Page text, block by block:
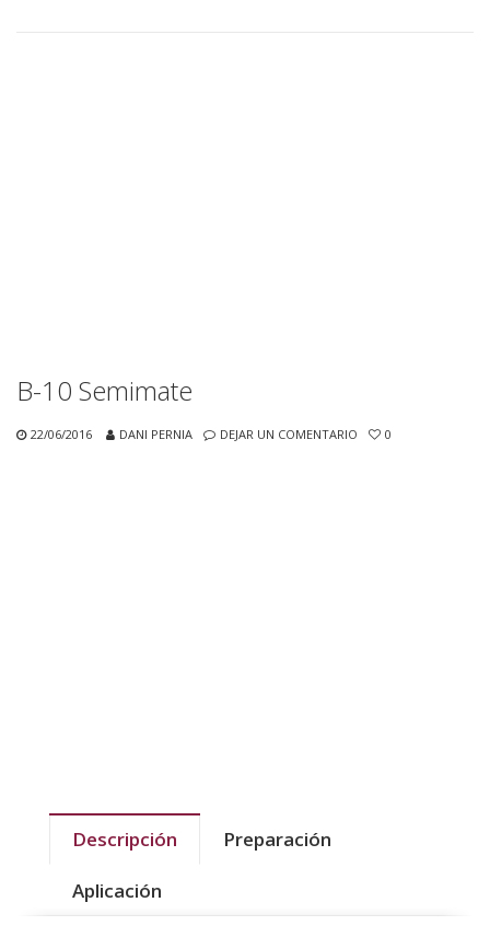
B-10 Semimate
22/06/2016 DANI PERNIA DEJAR UN COMENTARIO 0
Descripción Preparación
Aplicación